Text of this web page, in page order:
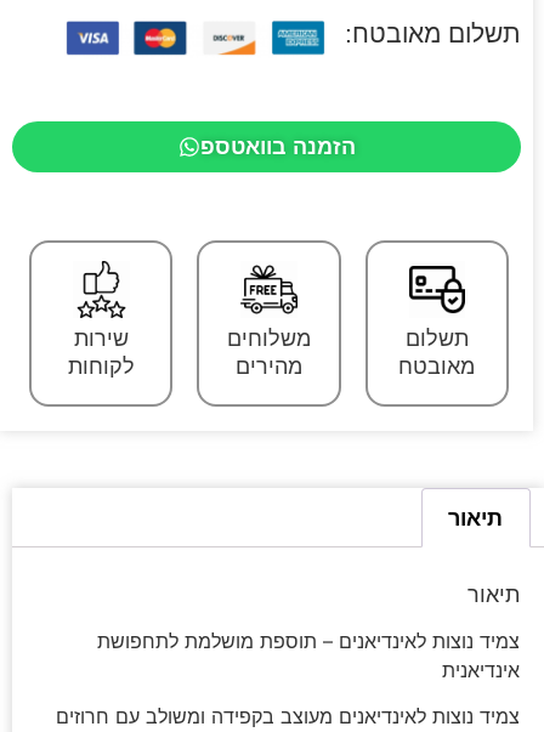
תשלום מאובטח:
הזמנה בוואטספ
תשלום
מאובטח
משלוחים
מהירים
שירות
לקוחות
תיאור
תיאור
צמיד נוצות לאינדיאנים – תוספת מושלמת לתחפושת
אינדיאנית
צמיד נוצות לאינדיאנים מעוצב בקפידה ומשולב עם חרוזים